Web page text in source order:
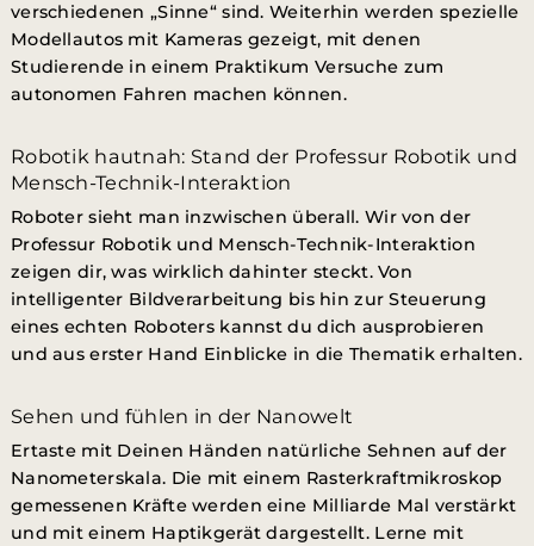
verschiedenen „Sinne“ sind. Weiterhin werden spezielle
Modellautos mit Kameras gezeigt, mit denen
Studierende in einem Praktikum Versuche zum
autonomen Fahren machen können.
Robotik hautnah: Stand der Professur Robotik und
Mensch-Technik-Interaktion
Roboter sieht man inzwischen überall. Wir von der
Professur Robotik und Mensch-Technik-Interaktion
zeigen dir, was wirklich dahinter steckt. Von
intelligenter Bildverarbeitung bis hin zur Steuerung
eines echten Roboters kannst du dich ausprobieren
und aus erster Hand Einblicke in die Thematik erhalten.
Sehen und fühlen in der Nanowelt
Ertaste mit Deinen Händen natürliche Sehnen auf der
Nanometerskala. Die mit einem Rasterkraftmikroskop
gemessenen Kräfte werden eine Milliarde Mal verstärkt
und mit einem Haptikgerät dargestellt. Lerne mit